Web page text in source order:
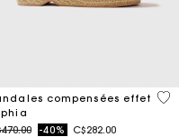
Customer Rating
compensées effet
reduced from
to-40% C$282.00
3,5